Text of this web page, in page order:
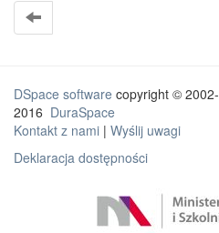
DSpace software copyright © 2002-
2016 DuraSpace
Kontakt z nami | Wyślij uwagi
Deklaracja dostępności